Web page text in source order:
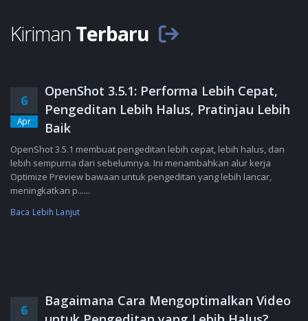
Kiriman Terbaru
6
Apr
OpenShot 3.5.1: Performa Lebih Cepat,
Pengeditan Lebih Halus, Pratinjau Lebih
Baik
OpenShot 3.5.1 membuat pengeditan lebih cepat, lebih halus, dan
lebih sempurna dari sebelumnya. Ini menambahkan alur kerja
Optimize Preview bawaan untuk pengeditan yang lebih lancar,
meningkatkan p......
Baca Lebih Lanjut
6
Bagaimana Cara Mengoptimalkan Video